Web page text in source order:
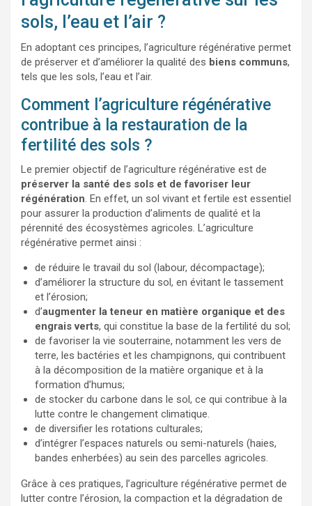
sols, l’eau et l’air ?
En adoptant ces principes, l’agriculture régénérative permet
de préserver et d’améliorer la qualité des biens communs,
tels que les sols, l’eau et l’air.
Comment l’agriculture régénérative
contribue à la restauration de la
fertilité des sols ?
Le premier objectif de l’agriculture régénérative est de
préserver la santé des sols et de favoriser leur
régénération. En effet, un sol vivant et fertile est essentiel
pour assurer la production d’aliments de qualité et la
pérennité des écosystèmes agricoles. L’agriculture
régénérative permet ainsi :
de réduire le travail du sol (labour, décompactage);
d’améliorer la structure du sol, en évitant le tassement
et l’érosion;
d’augmenter la teneur en matière organique et des
engrais verts, qui constitue la base de la fertilité du sol;
de favoriser la vie souterraine, notamment les vers de
terre, les bactéries et les champignons, qui contribuent
à la décomposition de la matière organique et à la
formation d’humus;
de stocker du carbone dans le sol, ce qui contribue à la
lutte contre le changement climatique.
de diversifier les rotations culturales;
d’intégrer l’espaces naturels ou semi-naturels (haies,
bandes enherbées) au sein des parcelles agricoles.
Grâce à ces pratiques, l’agriculture régénérative permet de
lutter contre l’érosion, la compaction et la dégradation de